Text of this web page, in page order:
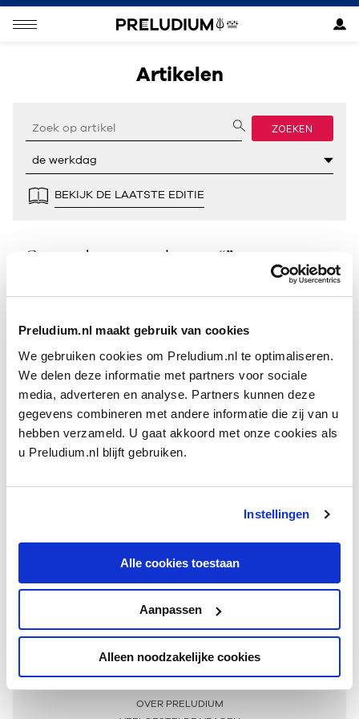
Preludium.nl maakt gebruik van cookies
We gebruiken cookies om Preludium.nl te optimaliseren.
We delen deze informatie met partners voor sociale
media, adverteren en analyse. Partners kunnen deze
gegevens combineren met andere informatie die zij van u
hebben verzameld. U gaat akkoord met onze cookies als
u Preludium.nl blijft gebruiken.
Instellingen
Alle cookies toestaan
Aanpassen
Alleen noodzakelijke cookies
Artikelen
ZOEKEN
BEKIJK DE LAATSTE EDITIE
Geen resultaten gevonden voor “”.
Meer informatie
OVER PRELUDIUM